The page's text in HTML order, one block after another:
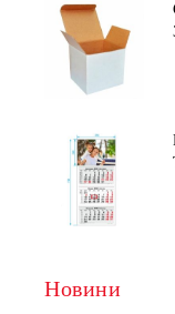
Новини